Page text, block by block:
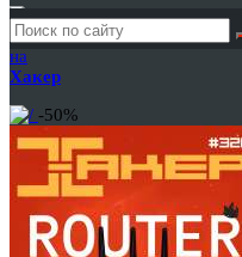
Годовая
подписка
на
Хакер
-50%